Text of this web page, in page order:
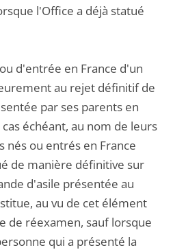
l'Office a déjà statué
d'entrée en France d'un
au rejet définitif de
par ses parents en
échéant, au nom de leurs
ou entrés en France
de manière définitive sur
d'asile présentée au
au vu de cet élément
de réexamen, sauf lorsque
qui a présenté la